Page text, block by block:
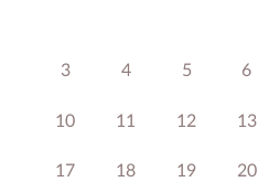
3 4 5 6
10 11 12 13
17 18 19 20